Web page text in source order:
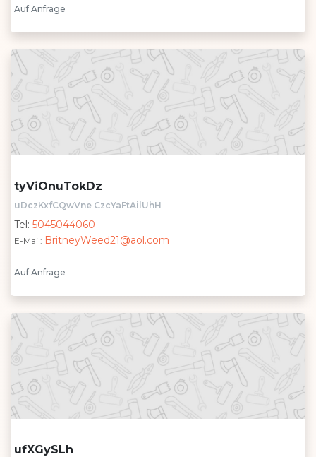
Auf Anfrage
tyViOnuTokDz
uDczKxfCQwVne CzcYaFtAilUhH
Tel: 5045044060
E-Mail: BritneyWeed21@aol.com
Auf Anfrage
ufXGySLh